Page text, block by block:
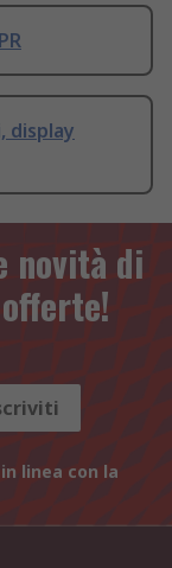
display
novità di
linea con la